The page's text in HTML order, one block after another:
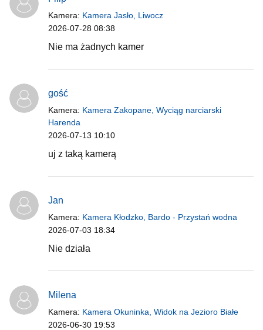
Kamera: Kamera Jasło, Liwocz
2026-07-28 08:38
Nie ma żadnych kamer
gość
Kamera: Kamera Zakopane, Wyciąg narciarski
Harenda
2026-07-13 10:10
uj z taką kamerą
Jan
Kamera: Kamera Kłodzko, Bardo - Przystań wodna
2026-07-03 18:34
Nie działa
Milena
Kamera: Kamera Okuninka, Widok na Jezioro Białe
2026-06-30 19:53